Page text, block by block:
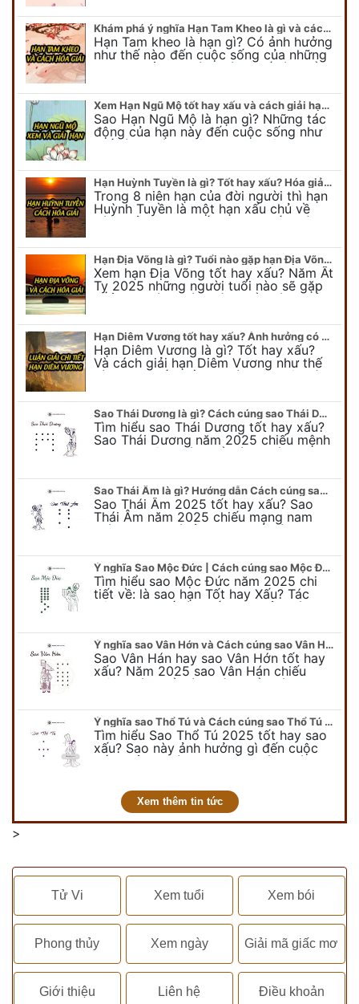
Khám phá ý nghĩa Hạn Tam Kheo là gì và cách giải hạn
Hạn Tam kheo là hạn gì? Có ảnh hưởng
như thế nào đến cuộc sống của những
ai gặp phải hạn này? Làm thế nào để
Xem Hạn Ngũ Mộ tốt hay xấu và cách giải hạn Ngũ Mộ 2025
Sao Hạn Ngũ Mộ là hạn gì? Những tác
động của hạn này đến cuộc sống như
thế nào? Có nghiêm trọng không? Gia
Hạn Huỳnh Tuyền là gì? Tốt hay xấu? Hóa giải ra sao?
Trong 8 niên hạn của đời người thì hạn
Huỳnh Tuyền là một hạn xấu chủ về
sức khỏe, mang đến tai họa bất ngờ
Hạn Địa Võng là gì? Tuổi nào gặp hạn Địa Võng năm 2025?
Xem hạn Địa Võng tốt hay xấu? Năm Ất
Tỵ 2025 những người tuổi nào sẽ gặp
phải hạn này? Cùng tìm hiểu cách giải
Hạn Diêm Vương tốt hay xấu? Ảnh hưởng có nghiêm trọng không?
Hạn Diêm Vương là gì? Tốt hay xấu?
Và cách giải hạn Diêm Vương như thế
nào được rất nhiều người quan tâm tìm
Sao Thái Dương là gì? Cách cúng sao Thái Dương 2025 cho nam và nữ chuẩn xác nhất
Tìm hiểu sao Thái Dương tốt hay xấu?
Sao Thái Dương năm 2025 chiếu mệnh
nam nữ mệnh các tuổi nào? Cúng sao
Sao Thái Âm là gì? Hướng dẫn Cách cúng sao Thái Âm 2025 chuẩn nhất
Sao Thái Âm 2025 tốt hay xấu? Sao
Thái Âm năm 2025 chiếu mạng nam
giới hay nữ giới ở những tuổi nào.
sao Thái…
Ý nghĩa Sao Mộc Đức | Cách cúng sao Mộc Đức 2025 cho cả nam và nữ chuẩn nhất
Tìm hiểu sao Mộc Đức năm 2025 chi
tiết về: là sao hạn Tốt hay Xấu? Tác
động như thế nào đến gia chủ? Cách
Ý nghĩa sao Vân Hớn và Cách cúng sao Vân Hớn 2025 chiếu mệnh chi tiết nhất!
Sao Vân Hán hay sao Vân Hớn tốt hay
xấu? Năm 2025 sao Vân Hán chiếu
mệnh các tuổi nào? Tìm hiểu cách
Ý nghĩa sao Thổ Tú và Cách cúng sao Thổ Tú 2025 chiếu mệnh chi tiết nhất
Tìm hiểu Sao Thổ Tú 2025 tốt hay sao
xấu? Sao này ảnh hưởng gì đến cuộc
sống của người gặp phải? Cách cúng
Xem thêm tin tức
>
Tử Vi Xem tuổi Xem bói
Phong thủy Xem ngày Giải mã giấc mơ
Giới thiệu Liên hệ Điều khoản